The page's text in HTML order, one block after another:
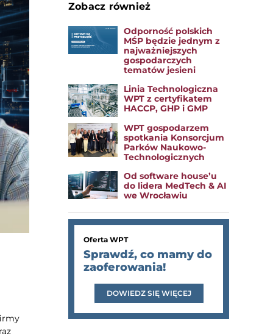
Zobacz również
Odporność polskich
MŚP będzie jednym z
najważniejszych
gospodarczych
tematów jesieni
Linia Technologiczna
WPT z certyfikatem
HACCP, GHP i GMP
WPT gospodarzem
spotkania Konsorcjum
Parków Naukowo-
Technologicznych
Od software house’u
do lidera MedTech & AI
we Wrocławiu
Oferta WPT
Sprawdź, co mamy do
zaoferowania!
DOWIEDZ SIĘ WIĘCEJ